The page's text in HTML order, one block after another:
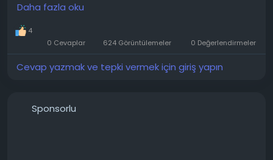
Yayın yılına göre, kabaca 2000'den itibaren
oynadığım oyunlar arasında şunlar var. Gothic 1, tüm
Witcher oyunları, Bloodborne hariç tüm Souls
oyunları, Lies of P, her iki Middle-Earth oyunu, Dragons:
Dogma 1, Baldur's Gate 3, Grim Dawn ve Onimusha 1.
───────────────
Daha fazla oku
4
0 Cevaplar
624 Görüntülemeler 0 Değerlendirmeler
Cevap yazmak ve tepki vermek için giriş yapın
Sponsorlu